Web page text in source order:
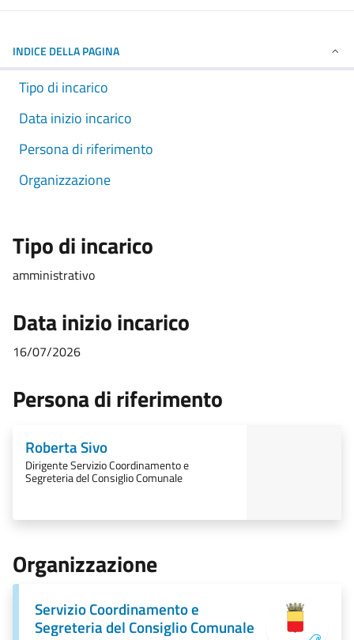
INDICE DELLA PAGINA
Tipo di incarico
Data inizio incarico
Persona di riferimento
Organizzazione
Tipo di incarico
amministrativo
Data inizio incarico
16/07/2026
Persona di riferimento
Roberta Sivo
Dirigente Servizio Coordinamento e
Segreteria del Consiglio Comunale
Organizzazione
Servizio Coordinamento e
Segreteria del Consiglio Comunale